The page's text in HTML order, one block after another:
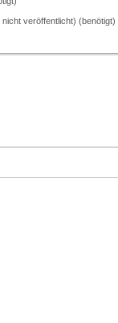
nicht veröffentlicht) (benötigt)